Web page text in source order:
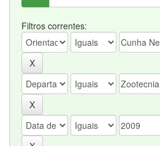
Filtros correntes: